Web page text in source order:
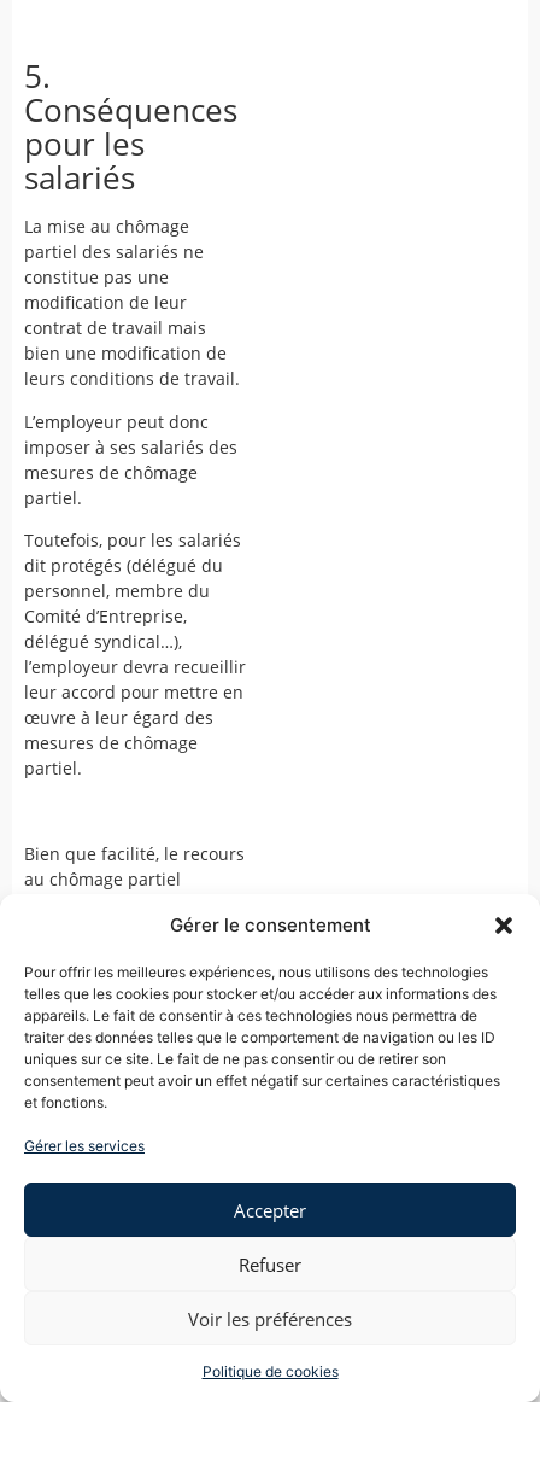
Gérer le consentement
Pour offrir les meilleures expériences, nous utilisons des technologies
telles que les cookies pour stocker et/ou accéder aux informations des
appareils. Le fait de consentir à ces technologies nous permettra de
traiter des données telles que le comportement de navigation ou les ID
uniques sur ce site. Le fait de ne pas consentir ou de retirer son
consentement peut avoir un effet négatif sur certaines caractéristiques
et fonctions.
Gérer les services
Accepter
Refuser
Voir les préférences
Politique de cookies
5.
Conséquences
pour les
salariés
La mise au chômage
partiel des salariés ne
constitue pas une
modification de leur
contrat de travail mais
bien une modification de
leurs conditions de travail.
L’employeur peut donc
imposer à ses salariés des
mesures de chômage
partiel.
Toutefois, pour les salariés
dit protégés (délégué du
personnel, membre du
Comité d’Entreprise,
délégué syndical…),
l’employeur devra recueillir
leur accord pour mettre en
œuvre à leur égard des
mesures de chômage
partiel.
Bien que facilité, le recours
au chômage partiel
approbation a postériori
Dès lors, si la DIRRECTE
refuse finalement la prise
en charge du chômage
partiel mis en œuvre par
une entreprise, le coût
demeurera entièrement à